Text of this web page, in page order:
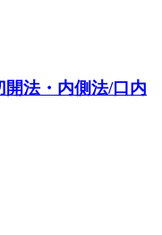
法・内側法/口内